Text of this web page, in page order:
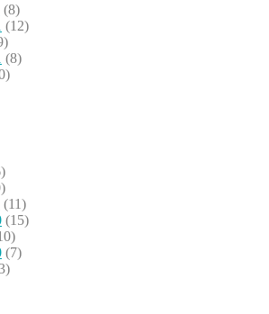
(8)
(12)
(8)
(11)
(15)
(7)